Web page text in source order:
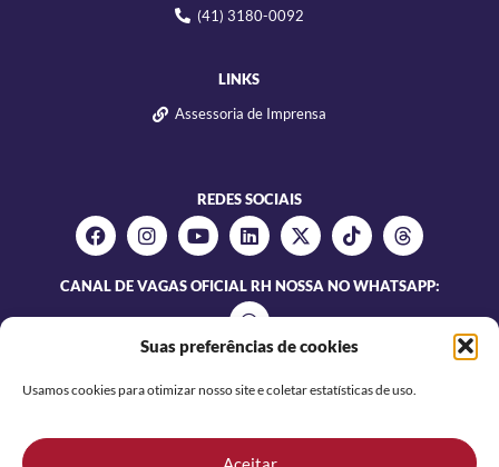
Suas preferências de cookies
Usamos cookies para otimizar nosso site e coletar estatísticas de uso.
(41) 3180-0092
LINKS
Assessoria de Imprensa
REDES SOCIAIS
CANAL DE VAGAS OFICIAL RH NOSSA NO WHATSAPP: